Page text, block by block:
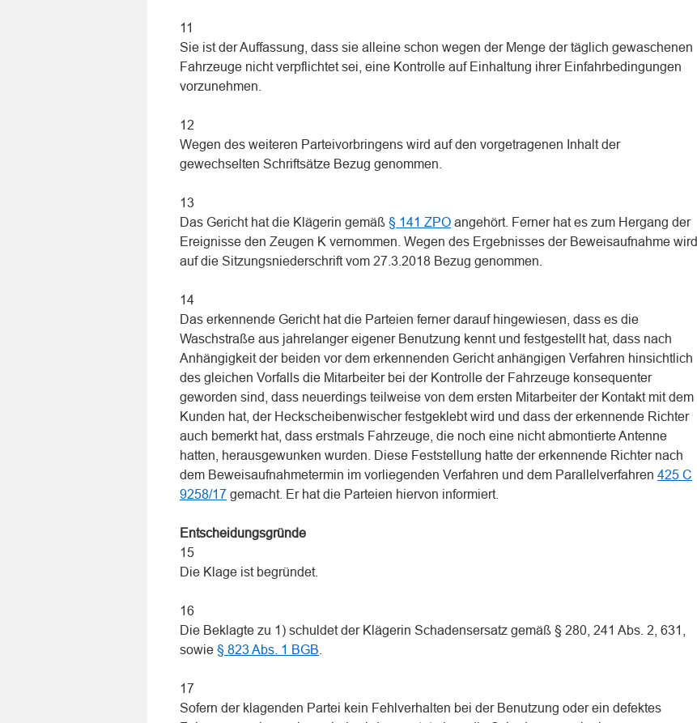
11
Sie ist der Auffassung, dass sie alleine schon wegen der Menge der täglich gewaschenen
Fahrzeuge nicht verpflichtet sei, eine Kontrolle auf Einhaltung ihrer Einfahrbedingungen
vorzunehmen.
12
Wegen des weiteren Parteivorbringens wird auf den vorgetragenen Inhalt der
gewechselten Schriftsätze Bezug genommen.
13
Das Gericht hat die Klägerin gemäß § 141 ZPO angehört. Ferner hat es zum Hergang der
Ereignisse den Zeugen K vernommen. Wegen des Ergebnisses der Beweisaufnahme wird
auf die Sitzungsniederschrift vom 27.3.2018 Bezug genommen.
14
Das erkennende Gericht hat die Parteien ferner darauf hingewiesen, dass es die
Waschstraße aus jahrelanger eigener Benutzung kennt und festgestellt hat, dass nach
Anhängigkeit der beiden vor dem erkennenden Gericht anhängigen Verfahren hinsichtlich
des gleichen Vorfalls die Mitarbeiter bei der Kontrolle der Fahrzeuge konsequenter
geworden sind, dass neuerdings teilweise von dem ersten Mitarbeiter der Kontakt mit dem
Kunden hat, der Heckscheibenwischer festgeklebt wird und dass der erkennende Richter
auch bemerkt hat, dass erstmals Fahrzeuge, die noch eine nicht abmontierte Antenne
hatten, herausgewunken wurden. Diese Feststellung hatte der erkennende Richter nach
dem Beweisaufnahmetermin im vorliegenden Verfahren und dem Parallelverfahren 425 C
9258/17 gemacht. Er hat die Parteien hiervon informiert.
Entscheidungsgründe
15
Die Klage ist begründet.
16
Die Beklagte zu 1) schuldet der Klägerin Schadensersatz gemäß § 280, 241 Abs. 2, 631,
sowie § 823 Abs. 1 BGB
17
Sofern der klagenden Partei kein Fehlverhalten bei der Benutzung oder ein defektes